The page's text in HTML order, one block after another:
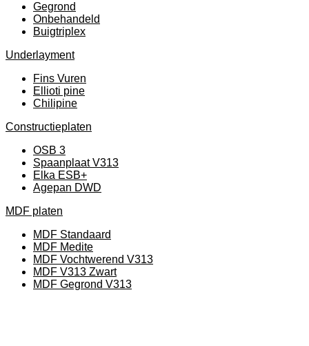
Gegrond
Onbehandeld
Buigtriplex
Underlayment
Fins Vuren
Ellioti pine
Chilipine
Constructieplaten
OSB 3
Spaanplaat V313
Elka ESB+
Agepan DWD
MDF platen
MDF Standaard
MDF Medite
MDF Vochtwerend V313
MDF V313 Zwart
MDF Gegrond V313